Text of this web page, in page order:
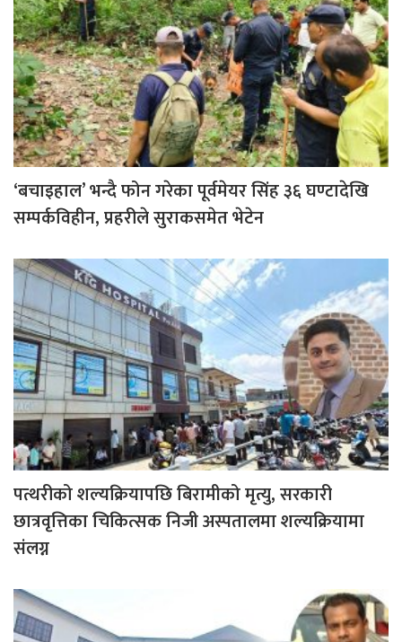
‘बचाइहाल’ भन्दै फोन गरेका पूर्वमेयर सिंह ३६ घण्टादेखि
सम्पर्कविहीन, प्रहरीले सुराकसमेत भेटेन
पत्थरीको शल्यक्रियापछि बिरामीको मृत्यु, सरकारी
छात्रवृत्तिका चिकित्सक निजी अस्पतालमा शल्यक्रियामा
संलग्न